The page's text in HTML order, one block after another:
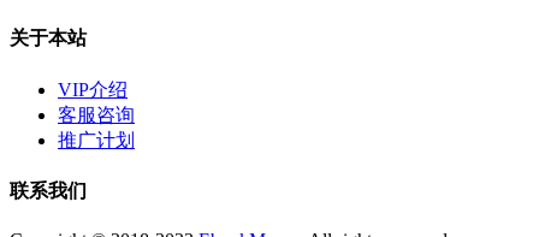
关于本站
VIP介绍
客服咨询
推广计划
联系我们